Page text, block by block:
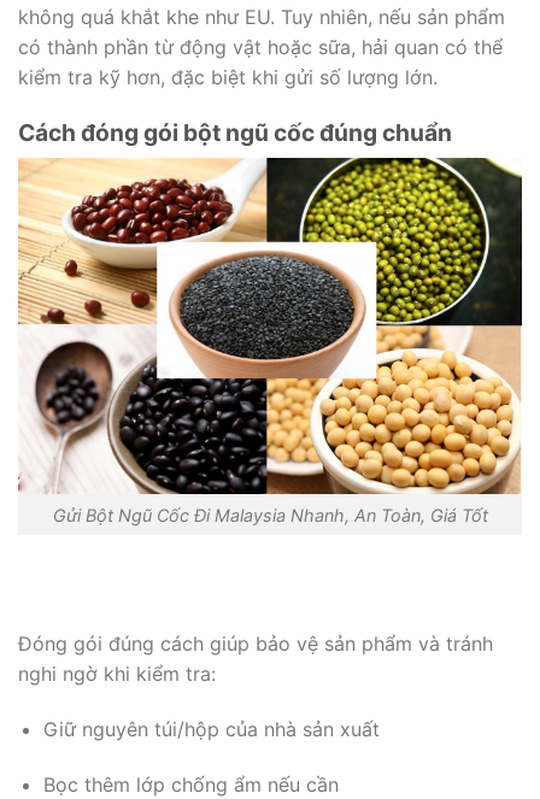
không quá khắt khe như EU. Tuy nhiên, nếu sản phẩm
có thành phần từ động vật hoặc sữa, hải quan có thể
kiểm tra kỹ hơn, đặc biệt khi gửi số lượng lớn.
Cách đóng gói bột ngũ cốc đúng chuẩn
Gửi Bột Ngũ Cốc Đi Malaysia Nhanh, An Toàn, Giá Tốt
Đóng gói đúng cách giúp bảo vệ sản phẩm và tránh
nghi ngờ khi kiểm tra:
Giữ nguyên túi/hộp của nhà sản xuất
Bọc thêm lớp chống ẩm nếu cần